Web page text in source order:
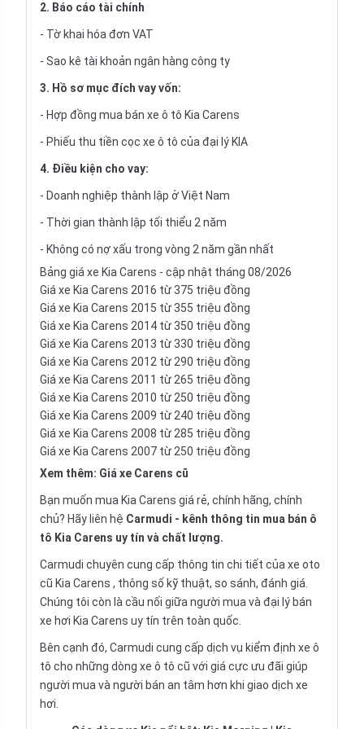
2. Báo cáo tài chính
- Tờ khai hóa đơn VAT
- Sao kê tài khoản ngân hàng công ty
3. Hồ sơ mục đích vay vốn:
- Hợp đồng mua bán xe ô tô Kia Carens
- Phiếu thu tiền cọc xe ô tô của đại lý KIA
4. Điều kiện cho vay:
- Doanh nghiệp thành lập ở Việt Nam
- Thời gian thành lập tối thiểu 2 năm
- Không có nợ xấu trong vòng 2 năm gần nhất
Bảng giá xe Kia Carens - cập nhật tháng 08/2026
Giá xe Kia Carens 2016 từ 375 triệu đồng
Giá xe Kia Carens 2015 từ 355 triệu đồng
Giá xe Kia Carens 2014 từ 350 triệu đồng
Giá xe Kia Carens 2013 từ 330 triệu đồng
Giá xe Kia Carens 2012 từ 290 triệu đồng
Giá xe Kia Carens 2011 từ 265 triệu đồng
Giá xe Kia Carens 2010 từ 250 triệu đồng
Giá xe Kia Carens 2009 từ 240 triệu đồng
Giá xe Kia Carens 2008 từ 285 triệu đồng
Giá xe Kia Carens 2007 từ 250 triệu đồng
Xem thêm: Giá xe Carens cũ
Bạn muốn mua Kia Carens giá rẻ, chính hãng, chính
chủ? Hãy liên hệ Carmudi - kênh thông tin mua bán ô
tô Kia Carens uy tín và chất lượng.
Carmudi chuyên cung cấp thông tin chi tiết của xe oto
cũ Kia Carens , thông số kỹ thuật, so sánh, đánh giá.
Chúng tôi còn là cầu nối giữa người mua và đại lý bán
xe hơi Kia Carens uy tín trên toàn quốc.
Bên cạnh đó, Carmudi cung cấp dịch vụ kiểm định xe ô
tô cho những dòng xe ô tô cũ với giá cực ưu đãi giúp
người mua và người bán an tâm hơn khi giao dịch xe
hơi.